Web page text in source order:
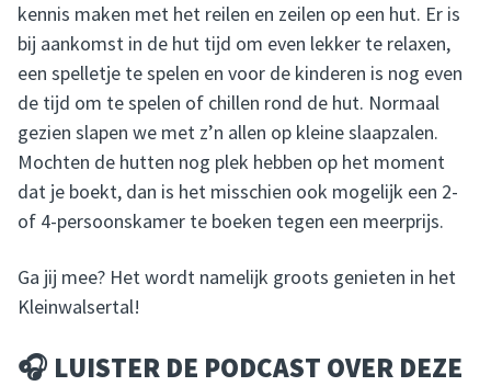
kennis maken met het reilen en zeilen op een hut. Er is
bij aankomst in de hut tijd om even lekker te relaxen,
een spelletje te spelen en voor de kinderen is nog even
de tijd om te spelen of chillen rond de hut. Normaal
gezien slapen we met z’n allen op kleine slaapzalen.
Mochten de hutten nog plek hebben op het moment
dat je boekt, dan is het misschien ook mogelijk een 2-
of 4-persoonskamer te boeken tegen een meerprijs.
Ga jij mee? Het wordt namelijk groots genieten in het
Kleinwalsertal!
🎧 LUISTER DE PODCAST OVER DEZE